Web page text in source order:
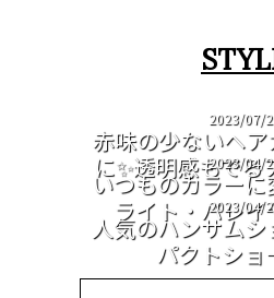
2023/07/
赤味の少ないヘ
に✨透明感もで
2023/04/
いつものカラー
ライト・バレイ
2023/04/
人気のハンサム
パクトショ